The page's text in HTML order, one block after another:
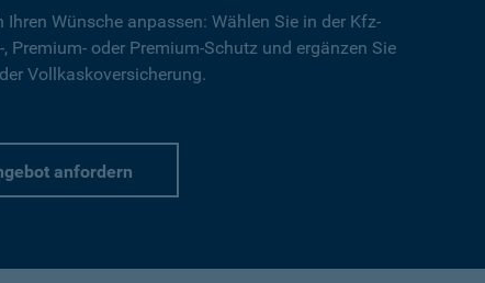
Wünsche anpassen: Wählen Sie in der Kfz-
oder Premium-Schutz und ergänzen Sie
Vollkaskoversicherung.
anfordern